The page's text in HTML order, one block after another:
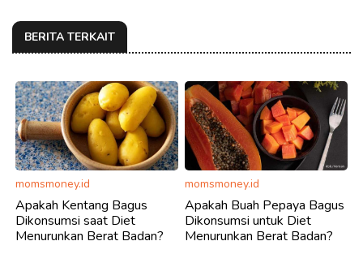
BERITA TERKAIT
momsmoney.id
Apakah Kentang Bagus
Dikonsumsi saat Diet
Menurunkan Berat Badan?
momsmoney.id
Apakah Buah Pepaya Bagus
Dikonsumsi untuk Diet
Menurunkan Berat Badan?